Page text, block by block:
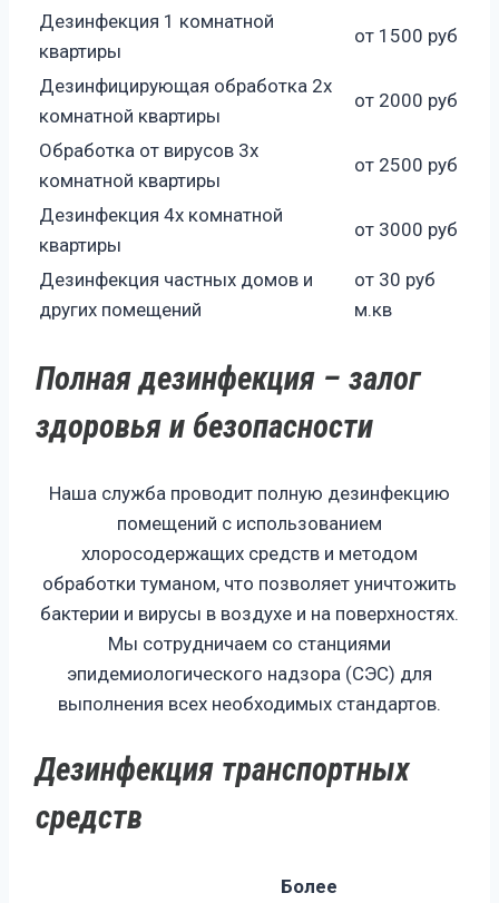
Дезинфекция 1 комнатной
квартиры
от 1500 руб
Дезинфицирующая обработка 2х
комнатной квартиры
от 2000 руб
Обработка от вирусов 3х
комнатной квартиры
от 2500 руб
Дезинфекция 4х комнатной
квартиры
от 3000 руб
Дезинфекция частных домов и
других помещений
от 30 руб
м.кв
Полная дезинфекция – залог
здоровья и безопасности
Наша служба проводит полную дезинфекцию
помещений с использованием
хлоросодержащих средств и методом
обработки туманом, что позволяет уничтожить
бактерии и вирусы в воздухе и на поверхностях.
Мы сотрудничаем со станциями
эпидемиологического надзора (СЭС) для
выполнения всех необходимых стандартов.
Дезинфекция транспортных
средств
Более